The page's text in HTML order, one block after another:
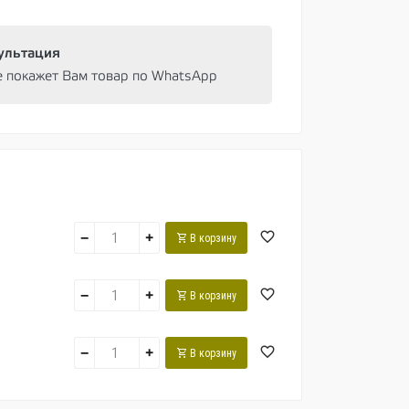
покажет Вам товар по WhatsApp
− + В корзину
− + В корзину
− + В корзину